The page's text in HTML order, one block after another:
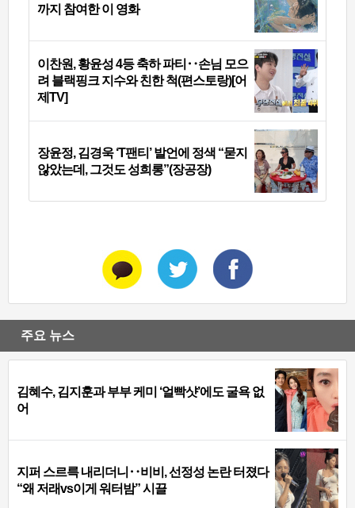
까지 참여한 이 영화
이찬원, 황윤성 4등 축하 파티‥손님 모으
려 블랙핑크 지수와 친한 척(편스토랑)[어
제TV]
장윤정, 김경욱 ‘T팬티’ 발언에 정색 “묻지
않았는데, 그것도 성희롱”(장공장)
주요 뉴스
김혜수, 김지훈과 부부 케미 ‘얼빡샷’에도 굴욕 없
어
지퍼 스르륵 내리더니‥비비, 선정성 논란 터졌다
“왜 저래vs이게 워터밤” 시끌